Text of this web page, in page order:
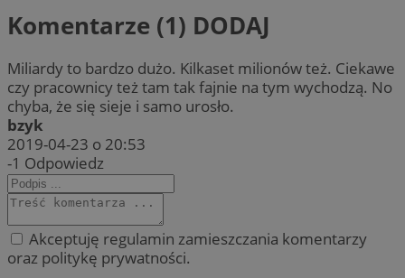
Komentarze (1) DODAJ
Miliardy to bardzo dużo. Kilkaset milionów też. Ciekawe
czy pracownicy też tam tak fajnie na tym wychodzą. No
chyba, że się sieje i samo urosło.
bzyk
2019-04-23 o 20:53
-1 Odpowiedz
Akceptuję regulamin zamieszczania komentarzy
oraz politykę prywatności.